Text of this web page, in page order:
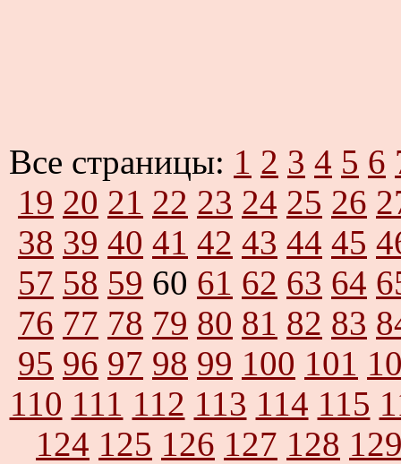
Все страницы: 1 2 3 4 5 6
19 20 21 22 23 24 25 26
38 39 40 41 42 43 44 45
57 58 59 60 61 62 63 64
76 77 78 79 80 81 82 83
95 96 97 98 99 100 101
110 111 112 113 114 115
124 125 126 127 128